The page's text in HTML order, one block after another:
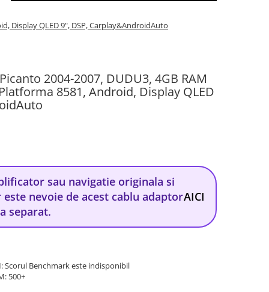
Display QLED 9", DSP, Carplay&AndroidAuto
2004-2007, DUDU3, 4GB RAM
8581, Android, Display QLED
sau navigatie originala si
nevoie de acest cablu adaptor
separat.
AICI
Scorul Benchmark este indisponibil
500+